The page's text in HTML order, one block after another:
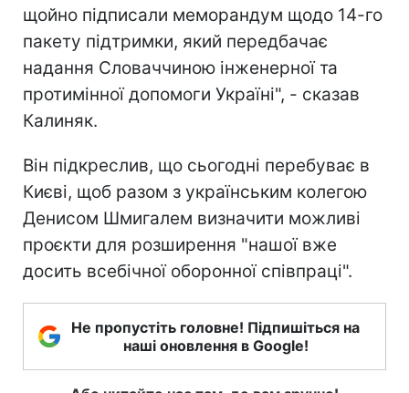
щойно підписали меморандум щодо 14-го
пакету підтримки, який передбачає
надання Словаччиною інженерної та
протимінної допомоги Україні", - сказав
Калиняк.
Він підкреслив, що сьогодні перебуває в
Києві, щоб разом з українським колегою
Денисом Шмигалем визначити можливі
проєкти для розширення "нашої вже
досить всебічної оборонної співпраці".
Не пропустіть головне! Підпишіться на
наші оновлення в Google!